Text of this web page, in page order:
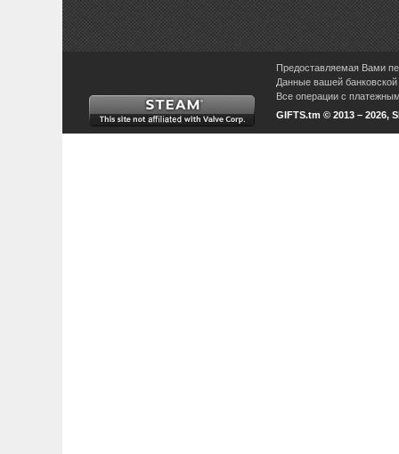
Предоставляемая Вами
Данные вашей
Все операции с
GIFTS.tm © 2013 – 2026,